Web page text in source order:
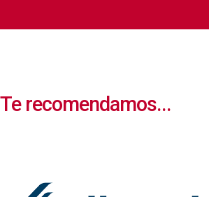
Te recomendamos...